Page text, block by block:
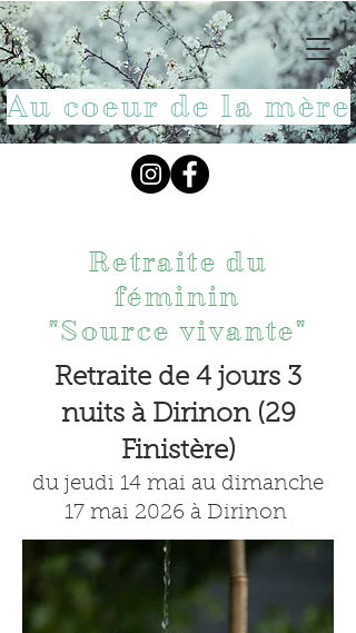
Au coeur de la mère
Retraite du
féminin
"Source vivante"
Retraite de 4 jours 3
nuits à Dirinon (29
Finistère)
du jeudi 14 mai au dimanche
17 mai 2026 à Dirinon